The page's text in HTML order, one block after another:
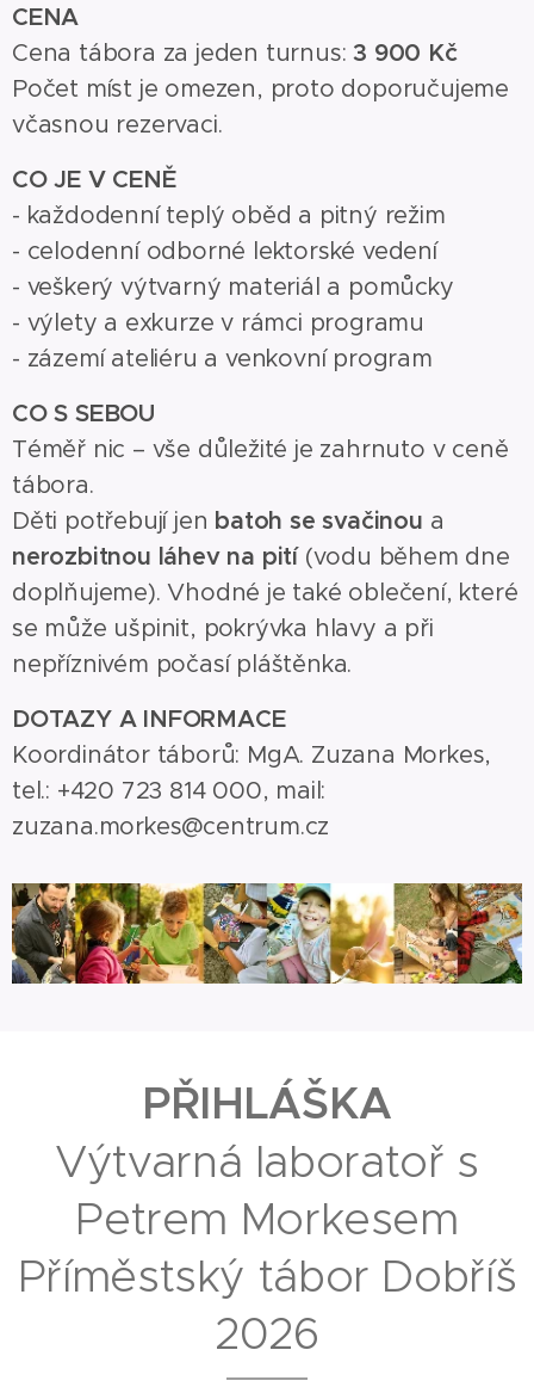
CENA
Cena tábora za jeden turnus:3 900 Kč
Počet míst je omezen, proto doporučujeme
včasnou rezervaci.
CO JE V CENĚ
- každodenní teplý oběd a pitný režim
- celodenní odborné lektorské vedení
- veškerý výtvarný materiál a pomůcky
- výlety a exkurze v rámci programu
- zázemí ateliéru a venkovní program
CO S SEBOU
Téměř nic – vše důležité je zahrnuto v ceně
tábora.
Děti potřebují jen batoh se svačinou a
nerozbitnou láhev na pití(vodu během dne
doplňujeme). Vhodné je také oblečení, které
se může ušpinit, pokrývka hlavy a při
nepříznivém počasí pláštěnka.
DOTAZY A INFORMACE
Koordinátor táborů: MgA. Zuzana Morkes,
tel.: +420 723 814 000, mail:
zuzana.morkes@centrum.cz
PŘIHLÁŠKA
Výtvarná laboratoř s
Petrem Morkesem
Příměstský tábor Dobříš
2026